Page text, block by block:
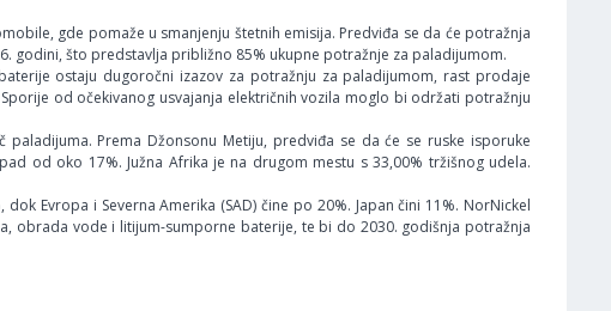
gde pomaže u smanjenju štetnih emisija. Predviđa se da će potražnja
godini, što predstavlja približno 85% ukupne potražnje za paladijumom.
ostaju dugoročni izazov za potražnju za paladijumom, rast prodaje
od očekivanog usvajanja električnih vozila moglo bi održati potražnju
paladijuma. Prema Džonsonu Metiju, predviđa se da će se ruske isporuke
od oko 17%. Južna Afrika je na drugom mestu s 33,00% tržišnog udela.
Evropa i Severna Amerika (SAD) čine po 20%. Japan čini 11%. NorNickel
obrada vode i litijum-sumporne baterije, te bi do 2030. godišnja potražnja